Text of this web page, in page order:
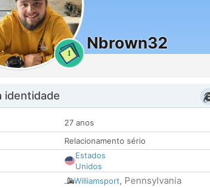
1
Nbrown32
identidade
27 anos
Relacionamento sério
Estados
Unidos
Williamsport, Pennsylvania